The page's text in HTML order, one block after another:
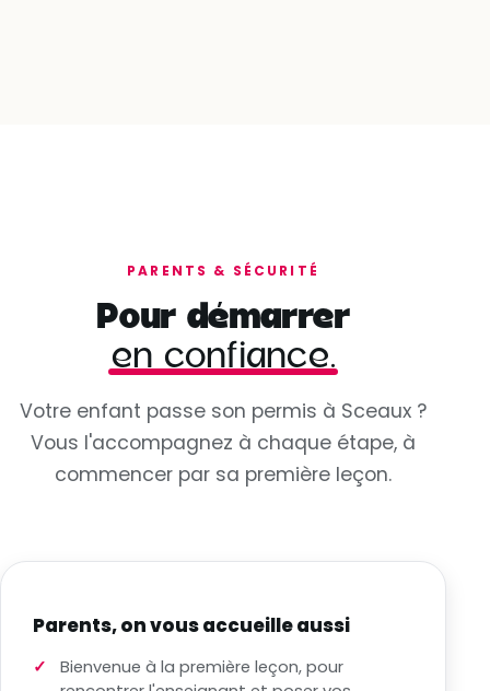
PARENTS & SÉCURITÉ
Pour démarrer
en confiance.
Votre enfant passe son permis à Sceaux ?
Vous l'accompagnez à chaque étape, à
commencer par sa première leçon.
Parents, on vous accueille aussi
Bienvenue à la première leçon, pour